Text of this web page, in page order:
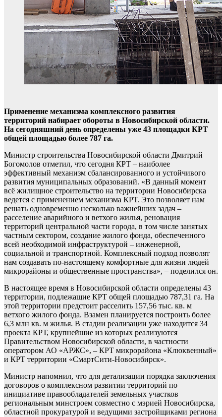
Применение механизма комплексного развития
территорий набирает обороты в Новосибирской области.
На сегодняшний день определены уже 43 площадки КРТ
общей площадью более 787 га.
Министр строительства Новосибирской области Дмитрий
Богомолов отметил, что сегодня КРТ – наиболее
эффективный механизм сбалансированного и устойчивого
развития муниципальных образований. «В данный момент
всё жилищное строительство на территории Новосибирска
ведется с применением механизма КРТ. Это позволяет нам
решать одновременно несколько важнейших задач –
расселение аварийного и ветхого жилья, реновация
территорий центральной части города, в том числе занятых
частным сектором, создание жилого фонда, обеспеченного
всей необходимой инфраструктурой – инженерной,
социальной и транспортной. Комплексный подход позволят
нам создавать по-настоящему комфортные для жизни людей
микрорайоны и общественные пространства», – поделился он.
В настоящее время в Новосибирской области определены 43
территории, подлежащие КРТ общей площадью 787,31 га. На
этой территории предстоит расселить 157,56 тыс. кв. м
ветхого жилого фонда. Взамен планируется построить более
6,3 млн кв. м жилья. В стадии реализации уже находится 34
проекта КРТ, крупнейшие из которых реализуются
Правительством Новосибирской области, в частности
оператором АО «АРЖС», – КРТ микрорайона «Клюквенный»
и КРТ территории «СмартСити-Новосибирск».
Министр напомнил, что для детализации порядка заключения
договоров о комплексном развитии территорий по
инициативе правообладателей земельных участков
региональным минстроем совместно с мэрией Новосибирска,
областной прокуратурой и ведущими застройщиками региона